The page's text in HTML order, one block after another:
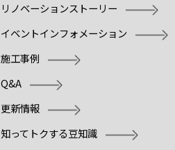
リノベーションストーリー
イベントインフォメーション
施工事例
Q&A
更新情報
知ってトクする豆知識